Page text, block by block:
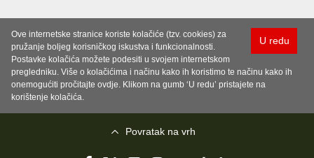
U redu
Ove internetske stranice koriste kolačiće (tzv. cookies) za
pružanje boljeg korisničkog iskustva i funkcionalnosti.
Postavke kolačića možete podesiti u svojem internetskom
pregledniku. Više o kolačićima i načinu kako ih koristimo te načinu kako ih
onemogućiti pročitajte ovdje. Klikom na gumb ‘U redu’ pristajete na
korištenje kolačića.
Povratak na vrh